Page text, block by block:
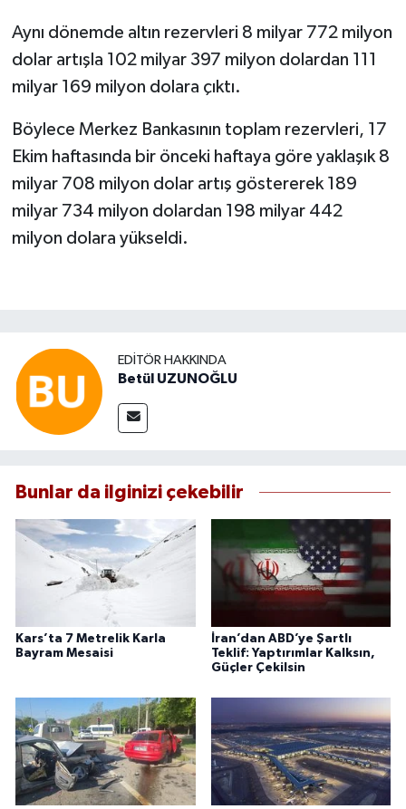
Aynı dönemde altın rezervleri 8 milyar 772 milyon
dolar artışla 102 milyar 397 milyon dolardan 111
milyar 169 milyon dolara çıktı.
Böylece Merkez Bankasının toplam rezervleri, 17
Ekim haftasında bir önceki haftaya göre yaklaşık 8
milyar 708 milyon dolar artış göstererek 189
milyar 734 milyon dolardan 198 milyar 442
milyon dolara yükseldi.
EDITÖR HAKKINDA
Betül UZUNOĞLU
Bunlar da ilginizi çekebilir
Kars’ta 7 Metrelik Karla
Bayram Mesaisi
İran’dan ABD’ye Şartlı
Teklif: Yaptırımlar Kalksın,
Güçler Çekilsin